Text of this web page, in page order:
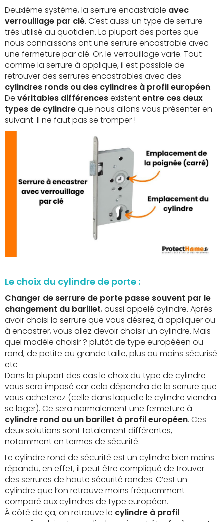
Deuxième système, la serrure encastrable avec
verrouillage par clé. C’est aussi un type de serrure
très utilisé au quotidien. La plupart des portes que
nous connaissons ont une serrure encastrable avec
une fermeture par clé. Or, le verrouillage varie. Tout
comme la serrure à applique, il est possible de
retrouver des serrures encastrables avec des
cylindres ronds ou des cylindres à profil européen.
De véritables différencesexistententre ces deux
types de cylindreque nous allons vous présenter en
suivant. Il ne faut pas se tromper !
Le choix du cylindre de porte :
Changer de serrure de porte passe souvent par le
changement du barillet, aussi appelé cylindre. Après
avoir choisi la serrure que vous désirez, à appliquer ou
à encastrer, vous allez devoir choisir un cylindre. Mais
quel modèle choisir ? plutôt de type europééen ou
rond, de petite ou grande taille, plus ou moins sécurisé
etc
Dans la plupart des cas le choix du type de cylindre
vous sera imposé car cela dépendra de la serrure que
vous acheterez (celle dans laquelle le cylindre viendra
se loger). Ce sera normalement une fermeture à
cylindre rond ou un barillet à profil européen. Ces
deux solutions sont totalement différentes,
notamment en termes de sécurité.
Le cylindre rond de sécurité est un cylindre bien moins
répandu, en effet, il peut être compliqué de trouver
des serrures de haute sécurité rondes. C’est un
cylindre que l’on retrouve moins fréquemment
comparé aux cylindres de type européen.
À côté de ça, on retrouve le cylindre à profil